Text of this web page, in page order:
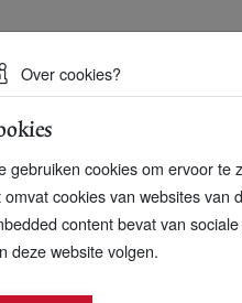
duurzame
Over cookies?
gebruiken cookies om ervoor te
omvat cookies van websites van
content bevat van
deze website volgen.